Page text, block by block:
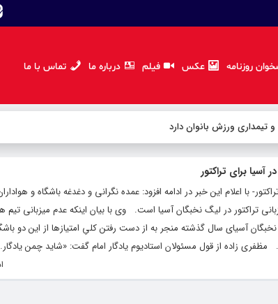
روزنامه عکس فیلم درباره ما تماس با ما
و تیمداری ورزش بانوان دارد
برای تراکتور
با اعلام این خبر در ادامه افزود: عمده نگرانی و دغدغه باشگاه و
تراکتور در لیگ نخبگان آسیا است. وی با بیان اینکه عدم میزبانی تیم
آسیای سال گذشته منجر به از دست رفتن کلیِ امتیازها از این دو
مظفری زاده از قول مسئولان استادیوم یادگار امام گفت: «شاید چمن